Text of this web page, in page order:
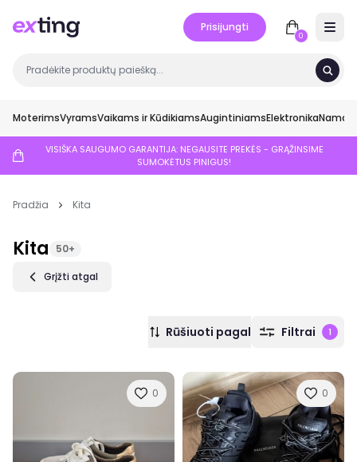
Prisijungti
0
MoterimsVyramsVaikams ir KūdikiamsAugintiniamsElektronikaNamai
VISIŠKA SAUGUMO GARANTIJA: NEGAUSITE PREKĖS - GRĄŽINSIME
SUMOKĖTUS PINIGUS!
Pradžia Kita
Kita 50+
Grįžti atgal
Rūšiuoti pagal Filtrai 1
0 0